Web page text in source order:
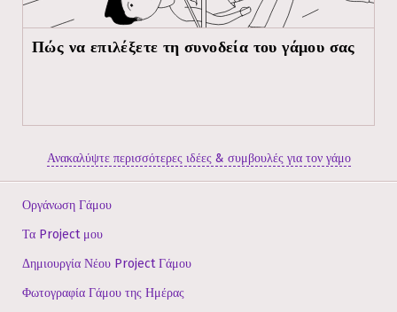
Πώς να επιλέξετε τη συνοδεία του γάμου σας
Ανακαλύψτε περισσότερες ιδέες & συμβουλές για τον γάμο
Οργάνωση Γάμου
Τα Project μου
Δημιουργία Νέου Project Γάμου
Φωτογραφία Γάμου της Ημέρας